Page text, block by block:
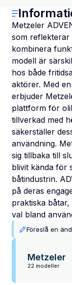
Metzeler
som reflekterar
kombinera
modell är
hos både
aktörer. Med
erbjuder
plattform för
tillverkad med
säkerställer
användning.
sig tillbaka till
blivit kända för
båtindustrin.
på deras
praktiska
val bland
Föreslå en
Metzeler
22 modeller